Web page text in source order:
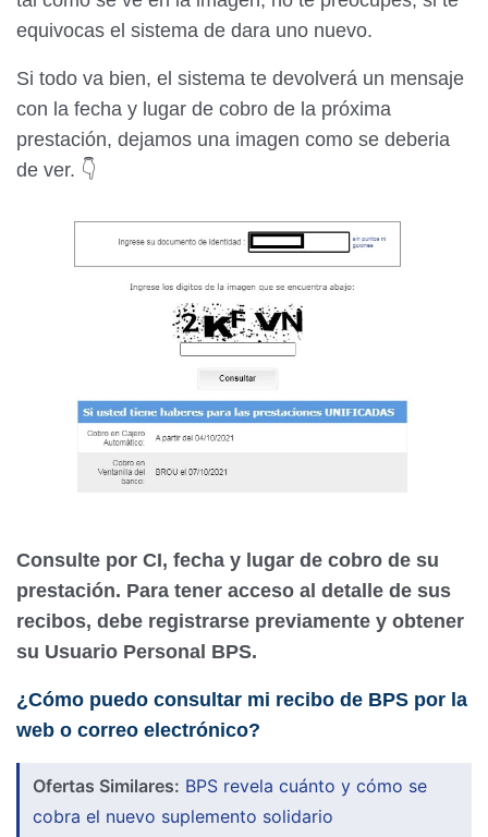
equivocas el sistema de dara uno nuevo.
Si todo va bien, el sistema te devolverá un mensaje
con la fecha y lugar de cobro de la próxima
prestación, dejamos una imagen como se deberia
de ver. 👇
Consulte por CI, fecha y lugar de cobro de su
prestación. Para tener acceso al detalle de sus
recibos, debe registrarse previamente y obtener
su Usuario Personal BPS.
¿Cómo puedo consultar mi recibo de BPS por la
web o correo electrónico?
Ofertas Similares: BPS revela cuánto y cómo se
cobra el nuevo suplemento solidario